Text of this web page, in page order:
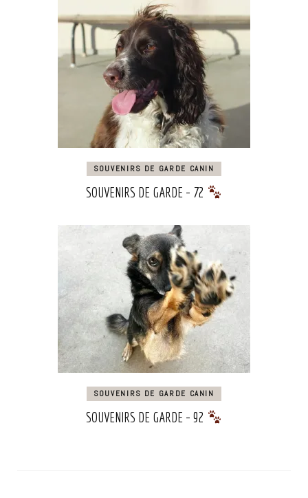
SOUVENIRS DE GARDE CANIN
SOUVENIRS DE GARDE – 72
SOUVENIRS DE GARDE CANIN
SOUVENIRS DE GARDE – 92